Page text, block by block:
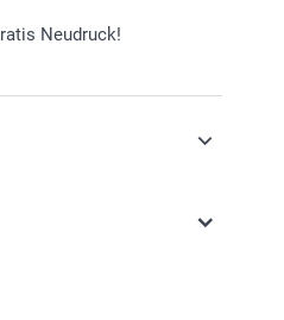
Neudruck!
(CHF) inkl. MwSt. und